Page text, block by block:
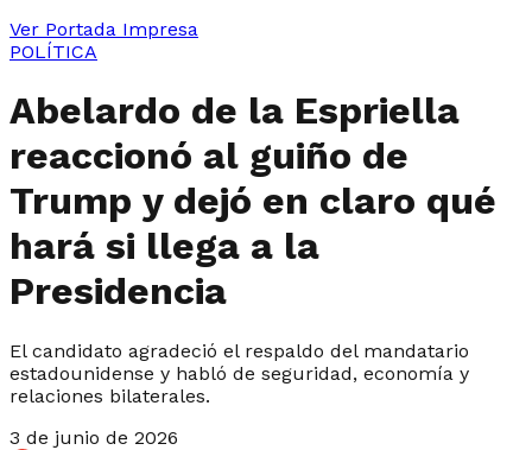
Ver Portada Impresa
POLÍTICA
Abelardo de la Espriella
reaccionó al guiño de
Trump y dejó en claro qué
hará si llega a la
Presidencia
El candidato agradeció el respaldo del mandatario
estadounidense y habló de seguridad, economía y
relaciones bilaterales.
3 de junio de 2026